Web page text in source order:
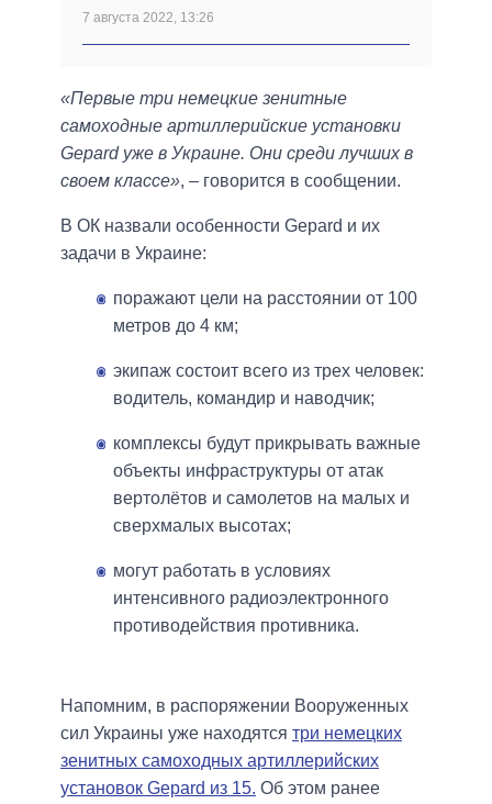
7 августа 2022, 13:26
«Первые три немецкие зенитные
самоходные артиллерийские установки
Gepard уже в Украине. Они среди лучших в
своем классе», – говорится в сообщении.
В ОК назвали особенности Gepard и их
задачи в Украине:
поражают цели на расстоянии от 100
метров до 4 км;
экипаж состоит всего из трех человек:
водитель, командир и наводчик;
комплексы будут прикрывать важные
объекты инфраструктуры от атак
вертолётов и самолетов на малых и
сверхмалых высотах;
могут работать в условиях
интенсивного радиоэлектронного
противодействия противника.
Напомним, в распоряжении Вооруженных
сил Украины уже находятся три немецких
зенитных самоходных артиллерийских
установок Gepard из 15. Об этом ранее